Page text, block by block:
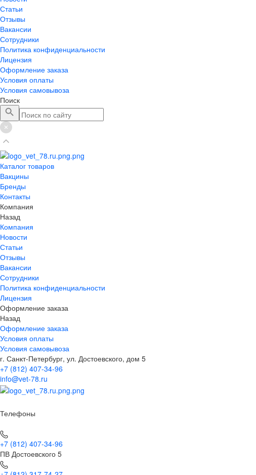
Статьи
Отзывы
Вакансии
Сотрудники
Политика конфиденциальности
Лицензия
Оформление заказа
Условия оплаты
Условия самовывоза
Поиск
Каталог товаров
Вакцины
Бренды
Контакты
Компания
Назад
Компания
Новости
Статьи
Отзывы
Вакансии
Сотрудники
Политика конфиденциальности
Лицензия
Оформление заказа
Назад
Оформление заказа
Условия оплаты
Условия самовывоза
г. Санкт-Петербург, ул. Достоевского, дом 5
+7 (812) 407-34-96
info@vet-78.ru
Телефоны
+7 (812) 407-34-96
ПВ Достоевского 5